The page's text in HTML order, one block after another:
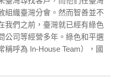
組織臺灣分會。然而智善並不
我們之前，臺灣就已經有綠色
公司等經營多年。綠色和平選
呼為 In-House Team），國